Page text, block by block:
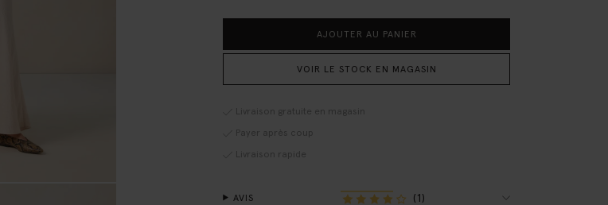
AJOUTER AU PANIER
VOIR LE STOCK EN MAGASIN
Livraison gratuite en magasin
Payer après coup
Livraison rapide
AVIS (1)